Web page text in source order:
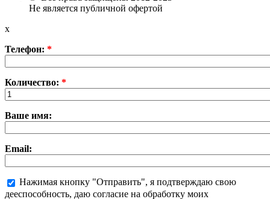
Не является публичной офертой
x
Телефон: *
Количество: *
Ваше имя:
Email:
Нажимая кнопку "Отправить", я подтверждаю свою
дееспособность, даю согласие на обработку моих